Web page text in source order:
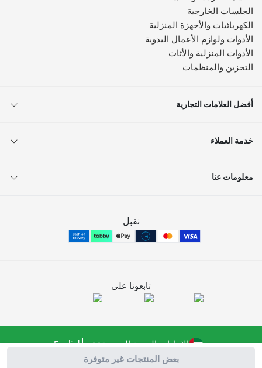
بعض المنتجات غير متوفرة
الجلسات الخارجية
الكهربائيات والأجهزة المنزلية
الأدوات ولوازم الأعمال اليدوية
الأدوات المنزلية والأثاث
التخزين والمنظمات
أفضل العلامات التجارية
خدمة العملاء
معلومات عنا
نقبل
تابعونا على
الإمارات العربية المتحدة English